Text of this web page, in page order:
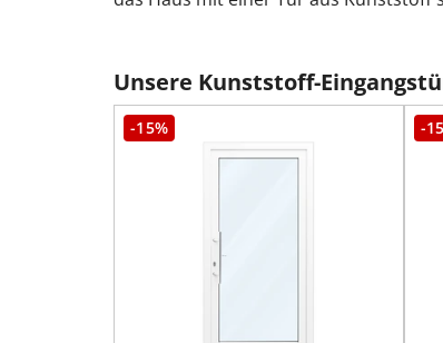
Unsere Kunststoff-
-15% -